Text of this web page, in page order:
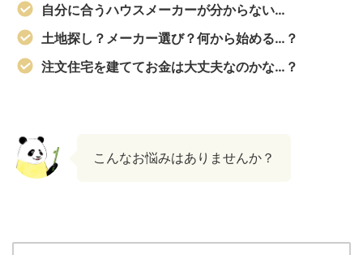
自分に合うハウスメーカーが分からない…
土地探し？メーカー選び？何から始める…？
注文住宅を建ててお金は大丈夫なのかな…？
こんなお悩みはありませんか？